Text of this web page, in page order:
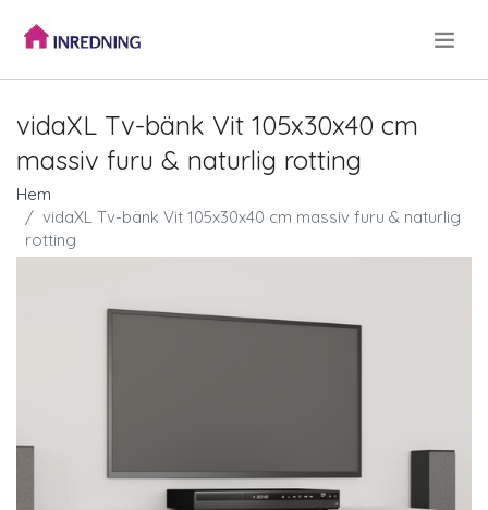
vidaXL Tv-bänk Vit 105x30x40 cm
massiv furu & naturlig rotting
Hem
vidaXL Tv-bänk Vit 105x30x40 cm massiv furu & naturlig
rotting